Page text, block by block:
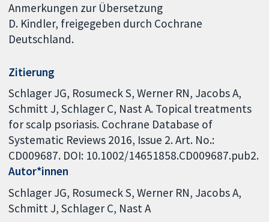
Anmerkungen zur Übersetzung
D. Kindler, freigegeben durch Cochrane
Deutschland.
Zitierung
Schlager JG, Rosumeck S, Werner RN, Jacobs A,
Schmitt J, Schlager C, Nast A. Topical treatments
for scalp psoriasis. Cochrane Database of
Systematic Reviews 2016, Issue 2. Art. No.:
CD009687. DOI: 10.1002/14651858.CD009687.pub2.
Autor*innen
Schlager JG Rosumeck S Werner RN Jacobs A
Schmitt J Schlager C Nast A